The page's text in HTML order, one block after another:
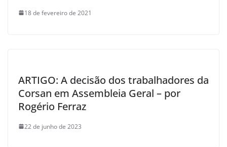
18 de fevereiro de 2021
ARTIGO: A decisão dos trabalhadores da
Corsan em Assembleia Geral – por
Rogério Ferraz
22 de junho de 2023